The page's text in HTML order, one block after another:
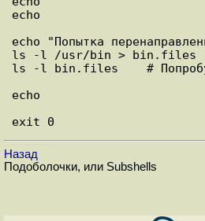
echo
echo "Попытка
ls -l /usr/bin > bin.files
ls -l bin.files    #
echo
Назад
Подоболочки, или Subshells